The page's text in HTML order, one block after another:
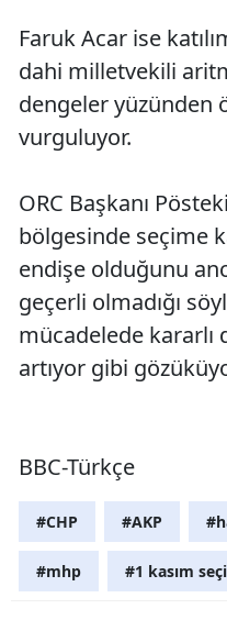
Faruk Acar ise
dahi milletvekili
dengeler yüzünden
vurguluyor.
ORC Başkanı
bölgesinde seçime
endişe olduğunu
geçerli olmadığı
mücadelede kararlı
artıyor gibi
BBC-Türkçe
#CHP #AKP
#mhp #1 kasım